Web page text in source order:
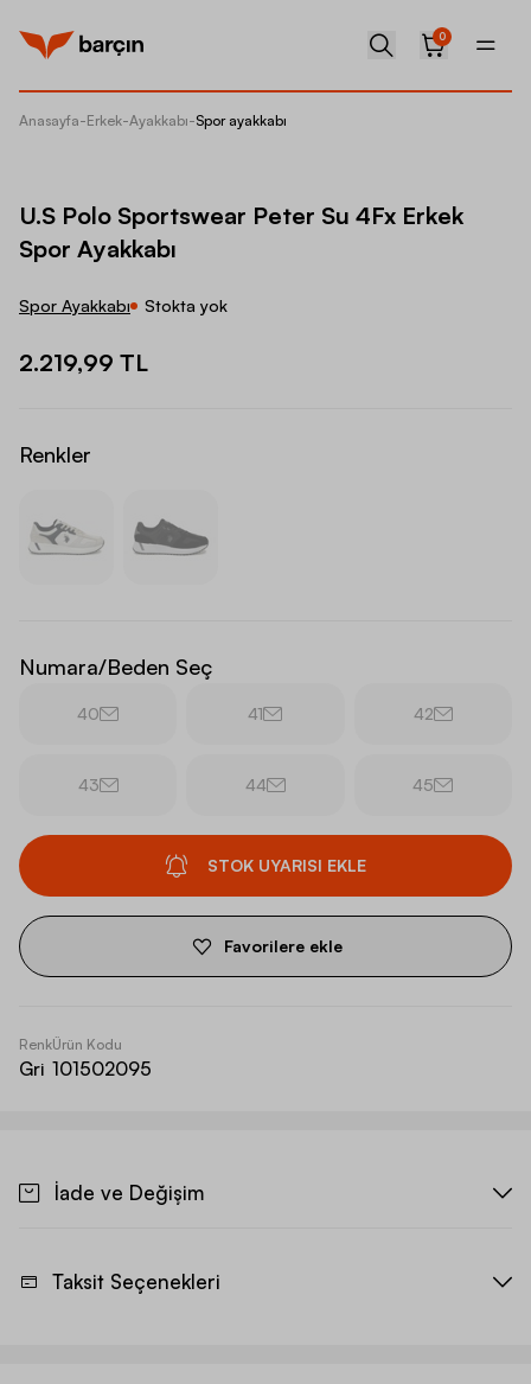
0
Anasayfa-Erkek-Ayakkabı-Spor ayakkabı
U.S Polo Sportswear Peter Su 4Fx Erkek
Spor Ayakkabı
Spor Ayakkabı Stokta yok
2.219,99 TL
Renkler
Numara/Beden Seç
40 41 42
43 44 45
STOK UYARISI EKLE
Favorilere ekle
Renk
Gri
Ürün Kodu
101502095
İade ve Değişim
Taksit Seçenekleri